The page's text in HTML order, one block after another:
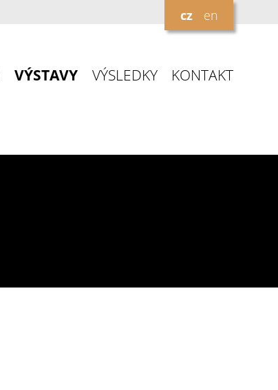
cz en
VÝSTAVY VÝSLEDKY KONTAKT